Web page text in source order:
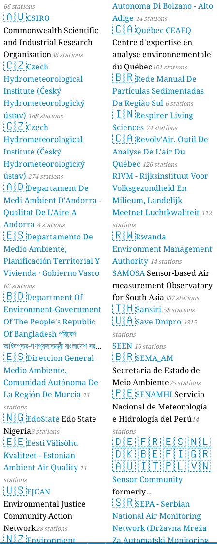
66 stations
🇦🇺CSIRO
Commonwealth Scientific
and Industrial Research
Organisation35 stations
🇨🇿Czech
Hydrometeorological
Institute (Český
Hydrometeorologický
ústav) 188 stations
🇨🇿Czech
Hydrometeorological
Institute (Český
Hydrometeorologický
ústav) 274 stations
🇦🇩Departament De
Medi Ambient D'Andorra -
Qualitat De L'Aire A
Andorra 4 stations
🇪🇸Departamento De
Medio Ambiente,
Planificación Territorial Y
Vivienda · Gobierno Vasco
62 stations
🇧🇩Department Of
Environment-Government
Of The People's Republic
Of Bangladesh পরিবেশ
অধিদপ্তর-গণপ্রজাতন্ত্রী বাংলাদেশ সরকার
17 stations
🇪🇸Direccion General
Medio Ambiente,
Comunidad Autónoma De
La Región De Murcia 11
stations
🇳🇬EdoState Edo State
Nigeria3 stations
🇪🇪Eesti Välisõhu
Kvaliteet - Estonian
Ambient Air Quality 11
stations
🇺🇸EJCAN
Environmental Justice
Community Action
Network28 stations
🇳🇿Environment
Autonoma Di Bolzano - Alto
Adige 14 stations
🇨🇦Québec CEAEQ
Centre d'expertise en
analyse environnementale
du Québec101 stations
🇧🇷Rede Manual De
Partículas Sedimentadas
Da Região Sul 6 stations
🇮🇳Respirer Living
Sciences 74 stations
🇨🇦Revolv'Air, Outil De
Analyse De L'air Du
Québec 126 stations
RIVM - Rijksinstituut Voor
Volksgezondheid En
Milieum, Landelijk
Meetnet Luchtkwaliteit 112
stations
🇷🇼Rwanda
Environment Management
Authority 14 stations
SAMOSASensor-based Air
measurement Observatory
for South Asia337 stations
🇹🇭Sansiri 58 stations
🇺🇦Save Dnipro 1815
stations
SEEN 16 stations
🇧🇷SEMA_AM
Secretaria de Estado de
Meio Ambiente75 stations
🇵🇪SENAMHIServicio
Nacional de Meteorología
e Hidrología del Perú14
stations
🇩🇪🇫🇷🇪🇸🇳🇱
🇩🇰🇧🇪🇫🇮🇬🇷
🇦🇺🇮🇹🇵🇱🇻🇳
Sensor Community
formerly
luftdaten.info35814 stations
🇸🇷SEPA - Serbian
National Air Monitoring
Network (Državna Mreža
Za Automatski Monitoring